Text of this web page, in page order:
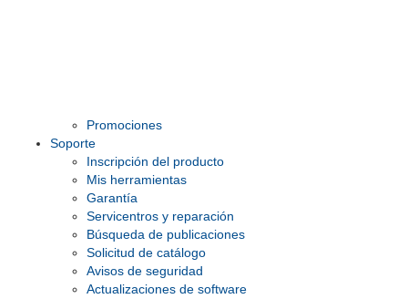
Promociones
Soporte
Inscripción del producto
Mis herramientas
Garantía
Servicentros y reparación
Búsqueda de publicaciones
Solicitud de catálogo
Avisos de seguridad
Actualizaciones de software